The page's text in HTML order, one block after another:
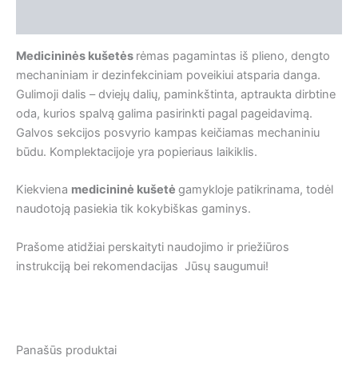
Medicininės kušetės rėmas pagamintas iš plieno, dengto
mechaniniam ir dezinfekciniam poveikiui atsparia danga.
Gulimoji dalis – dviejų dalių, paminkštinta, aptraukta dirbtine
oda, kurios spalvą galima pasirinkti pagal pageidavimą.
Galvos sekcijos posvyrio kampas keičiamas mechaniniu
būdu. Komplektacijoje yra popieriaus laikiklis.
Kiekviena medicininė kušetė gamykloje patikrinama, todėl
naudotoją pasiekia tik kokybiškas gaminys.
Prašome atidžiai perskaityti naudojimo ir priežiūros
instrukciją bei rekomendacijas Jūsų saugumui!
Panašūs produktai